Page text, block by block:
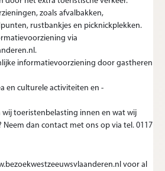
zoals afvalbakken,
rustbankjes en picknickplekken.
via
informatievoorziening door gastheren
en culturele activiteiten en -
toeristenbelasting innen en wat wij
dan contact met ons op via tel. 0117
voor al